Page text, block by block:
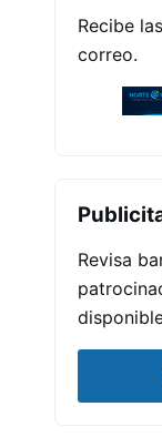
Recibe
correo.
Revisa